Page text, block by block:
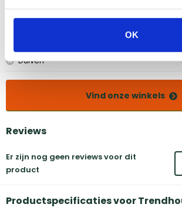
OK
Amsterdam
Breda
Duiven
Vind onze winkels
Reviews
Er zijn nog geen reviews voor dit
product
Productspecificaties voor